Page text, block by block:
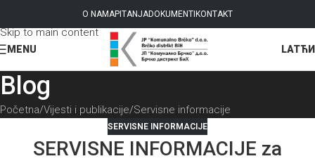
Skip to navigation
Skip to main content
O NAMAPITANJADOKUMENTI KONTAKT
MENU LAT
Blog
Početna Vijesti i publikacije Servisne informacije
SERVISNE INFORMACIJE
SERVISNE INFORMACIJE za